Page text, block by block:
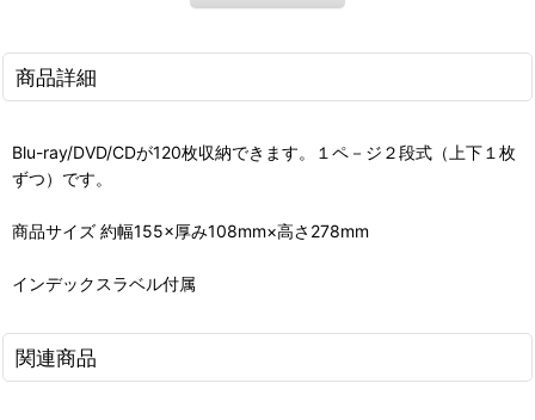
商品詳細
Blu-ray/DVD/CDが120枚収納できます。１ペ－ジ２段式（上下１枚
ずつ）です。
商品サイズ 約幅155×厚み108mm×高さ278mm
インデックスラベル付属
関連商品